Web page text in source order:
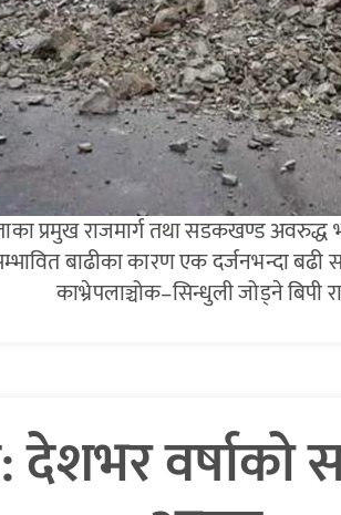
प्रमुख राजमार्ग तथा सडकखण्ड
बाढीका कारण एक दर्जनभन्दा
काभ्रेपलाञ्चोक–सिन्धुली जोड्ने बिपी
वर्षाको